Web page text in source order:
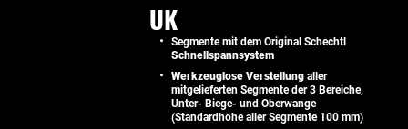
UK
Segmente mit dem Original Schechtl
Schnellspannsystem
Werkzeuglose Verstellung aller
mitgelieferten Segmente der 3 Bereiche,
Unter- Biege- und Oberwange
(Standardhöhe aller Segmente 100 mm)